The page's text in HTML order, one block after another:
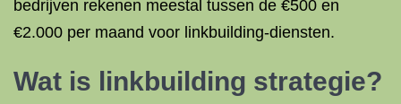
bedrijven rekenen meestal tussen de €500 en
€2.000 per maand voor linkbuilding-diensten.
Wat is linkbuilding strategie?